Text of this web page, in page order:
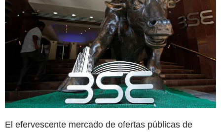
El efervescente mercado de ofertas públicas de